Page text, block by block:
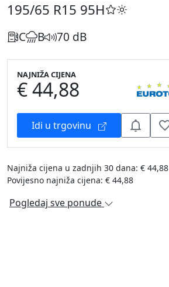
195/65 R15 95H
C B 70 dB
NAJNIŽA CIJENA
€ 44,88
Idi u trgovinu
Najniža cijena u zadnjih 30 dana: € 44,88
Povijesno najniža cijena: € 44,88
Pogledaj sve ponude